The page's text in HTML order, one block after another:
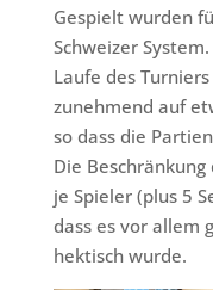
Gespielt wurden
Schweizer
Laufe des
zunehmend auf
so dass die
Die
je Spieler (plus 5
dass es vor allem
hektisch wurde.